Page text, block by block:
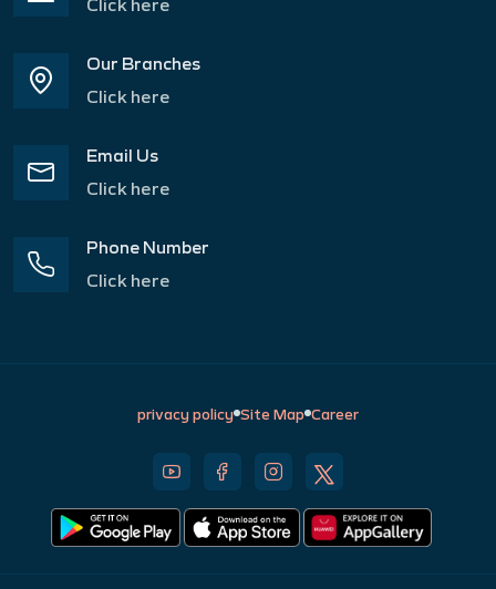
Our Branches
Click here
Email Us
Click here
Phone Number
Click here
privacy policy Site Map Career